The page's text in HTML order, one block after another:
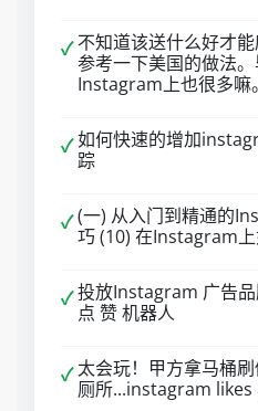
✓ 不知道该送什么好才
参考一下美国的做法
Instagram上也很多嘛。
✓如何快速的增加
踪
✓(一) 从入门到精通的
巧 (10) 在Instagram
✓投放Instagram 广告
点 赞 机器人
✓ 太会玩！甲方拿马桶
厕所...instagram likes